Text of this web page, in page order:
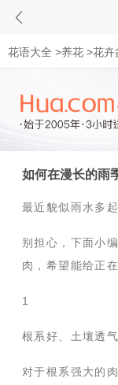
花语大全 >养花 >花卉
如何在漫长的雨
最近貌似雨水多
别担心，下面小
肉，希望能给正
1
根系好、土壤透
对于根系强大的